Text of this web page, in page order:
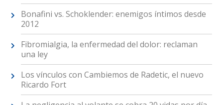
Bonafini vs. Schoklender: enemigos íntimos desde
2012
Fibromialgia, la enfermedad del dolor: reclaman
una ley
Los vínculos con Cambiemos de Radetic, el nuevo
Ricardo Fort